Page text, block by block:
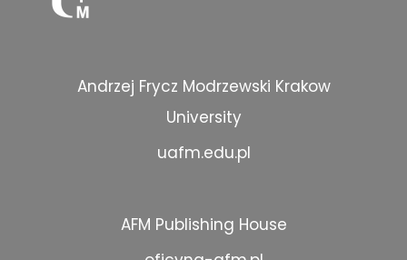
Andrzej Frycz Modrzewski Krakow
University
uafm.edu.pl
AFM Publishing House